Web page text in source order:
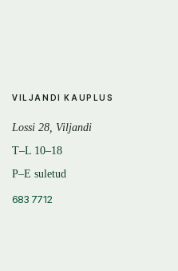
VILJANDI KAUPLUS
Lossi 28, Viljandi
T–L 10–18
P–E suletud
683 7712